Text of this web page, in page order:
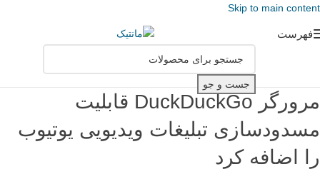
Skip to main content
فهرست
جست و جو
مرورگر DuckDuckGo قابلیت
مسدودسازی تبلیغات ویدیویی یوتیوب
را اضافه کرد